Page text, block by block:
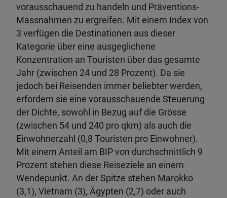
vorausschauend zu handeln und Präventions-
Massnahmen zu ergreifen. Mit einem Index von
3 verfügen die Destinationen aus dieser
Kategorie über eine ausgeglichene
Konzentration an Touristen über das gesamte
Jahr (zwischen 24 und 28 Prozent). Da sie
jedoch bei Reisenden immer beliebter werden,
erfordern sie eine vorausschauende Steuerung
der Dichte, sowohl in Bezug auf die Grösse
(zwischen 54 und 240 pro qkm) als auch die
Einwohnerzahl (0,8 Touristen pro Einwohner).
Mit einem Anteil am BIP von durchschnittlich 9
Prozent stehen diese Reiseziele an einem
Wendepunkt. An der Spitze stehen Marokko
(3,1), Vietnam (3), Ägypten (2,7) oder auch